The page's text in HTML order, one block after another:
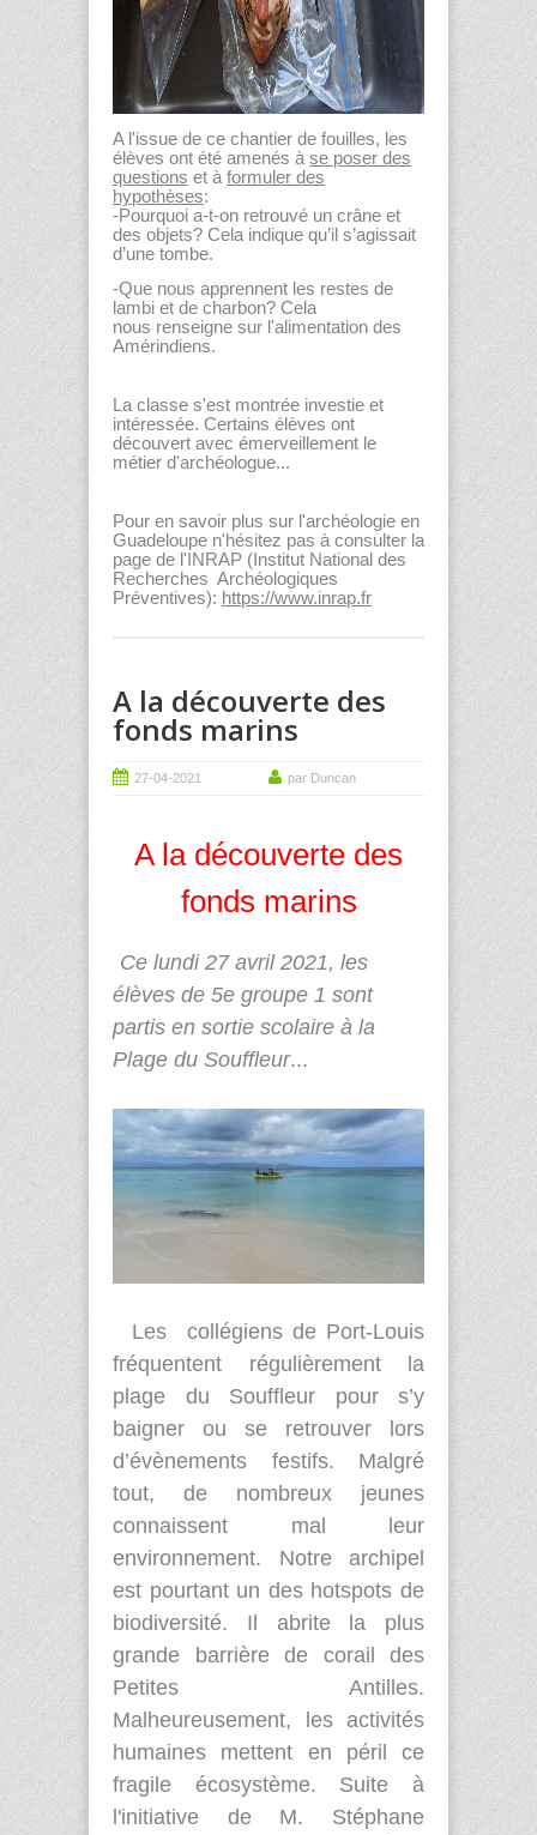
A l'issue de ce chantier de fouilles, les
élèves ont été amenés àse poser des
questions et àformuler des
hypothèses:
-Pourquoi a-t-on retrouvé un crâne et
des objets? Cela indique qu’il s’agissait
d’une tombe.
-Que nous apprennent les restes de
lambi et de charbon? Cela
nous renseigne sur l'alimentation des
Amérindiens.
La classe s'est montrée investie et
intéressée. Certains élèves ont
découvert avec émerveillement le
métier d'archéologue...
Pour en savoir plus sur l'archéologie en
Guadeloupe n'hésitez pas à consulter la
page de l'INRAP (Institut National des
Recherches Archéologiques
Préventives): https://www.inrap.fr
A la découverte des
fonds marins
27-04-2021 par Duncan
A la découverte des
fonds marins
Ce lundi 27 avril 2021, les
élèves de 5e groupe 1 sont
partis en sortie scolaire à la
Plage du Souffleur...
Les collégiens de Port-Louis
fréquentent régulièrement la
plage du Souffleur pour s’y
baigner ou se retrouver lors
d’évènements festifs. Malgré
tout, de nombreux jeunes
connaissent mal leur
environnement. Notre archipel
est pourtant un des hotspots de
biodiversité. Il abrite la plus
grande barrière de corail des
Petites Antilles.
Malheureusement, les activités
humaines mettent en péril ce
fragile écosystème. Suite à
l'initiative de M. Stéphane